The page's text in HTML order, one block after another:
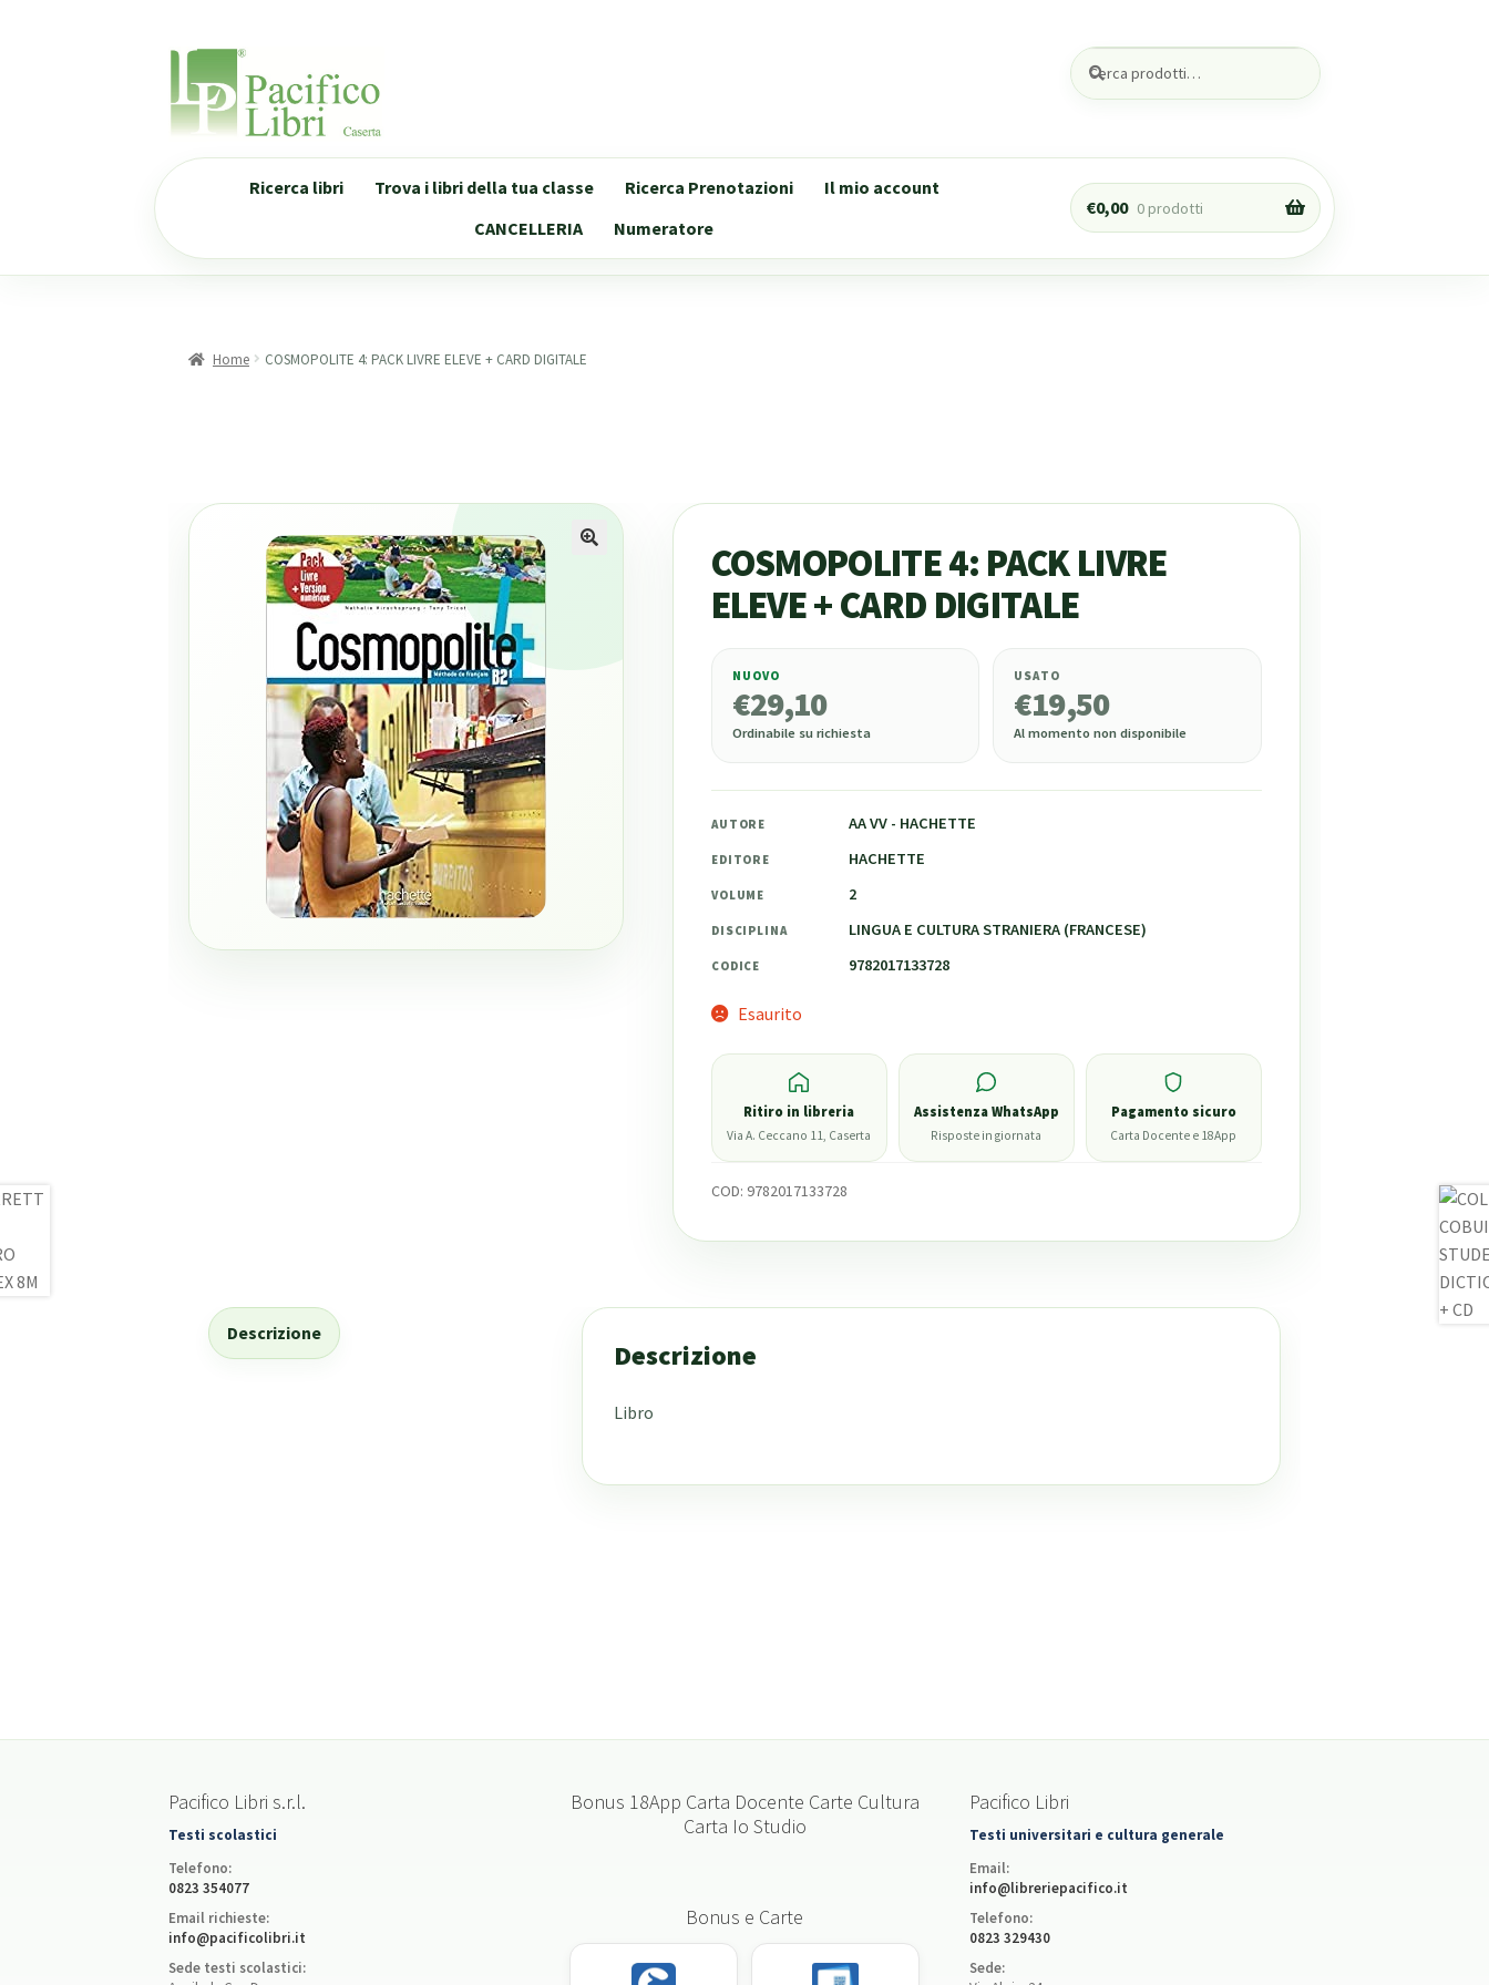
Vai
alla
navigazione
Vai
contenuto
Cerca:
Cerca
Ricerca libri Trova i libri della tua classe Ricerca Prenotazioni
Il mio account
CANCELLERIA
Numeratore
€0,00 0 prodotti
Home COSMOPOLITE 4: PACK LIVRE ELEVE + CARD DIGITALE
COSMOPOLITE 4: PACK LIVRE
ELEVE + CARD DIGITALE
29,10
NUOVO
€29,10
Ordinabile su richiesta
USATO
€19,50
Al momento non disponibile
AUTORE AA VV - HACHETTE
EDITORE HACHETTE
VOLUME 2
DISCIPLINA LINGUA E CULTURA STRANIERA (FRANCESE)
CODICE 9782017133728
Esaurito
Ritiro in libreria
Via A. Ceccano 11, Caserta
Assistenza WhatsApp
Risposte in giornata
Pagamento sicuro
Carta Docente e 18App
COD: 9782017133728
Descrizione
Descrizione
Libro
Pacifico Libri s.r.l.
Testi scolastici
Telefono:
0823 354077
Email richieste:
info@pacificolibri.it
Sede testi scolastici:
Bonus 18App Carta Docente Carte Cultura
Carta Io Studio
Bonus e Carte
Pacifico Libri
Testi universitari e cultura generale
Email:
info@libreriepacifico.it
Telefono:
0823 329430
Sede: